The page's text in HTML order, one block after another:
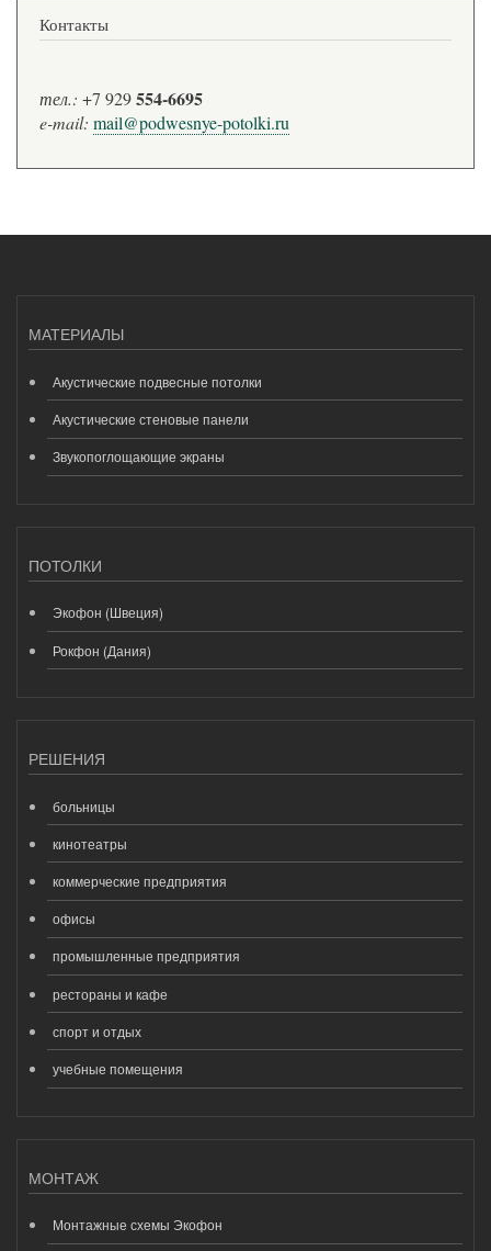
Контакты
тел.: +7 929554-6695
e-mail: mail@podwesnye-potolki.ru
МАТЕРИАЛЫ
Акустические подвесные потолки
Акустические стеновые панели
Звукопоглощающие экраны
ПОТОЛКИ
Экофон (Швеция)
Рокфон (Дания)
РЕШЕНИЯ
больницы
кинотеатры
коммерческие предприятия
офисы
промышленные предприятия
рестораны и кафе
спорт и отдых
учебные помещения
МОНТАЖ
Монтажные схемы Экофон